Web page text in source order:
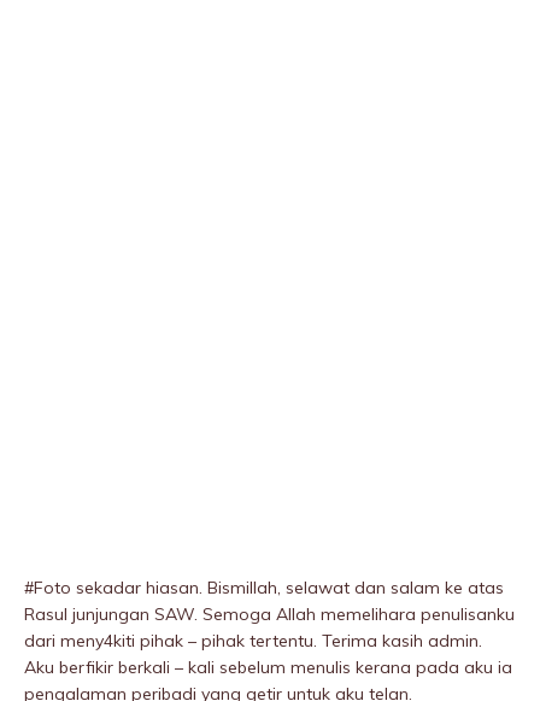
#Foto sekadar hiasan. Bismillah, selawat dan salam ke atas
Rasul junjungan SAW. Semoga Allah memelihara penulisanku
dari meny4kiti pihak – pihak tertentu. Terima kasih admin.
Aku berfikir berkali – kali sebelum menulis kerana pada aku ia
pengalaman peribadi yang getir untuk aku telan.